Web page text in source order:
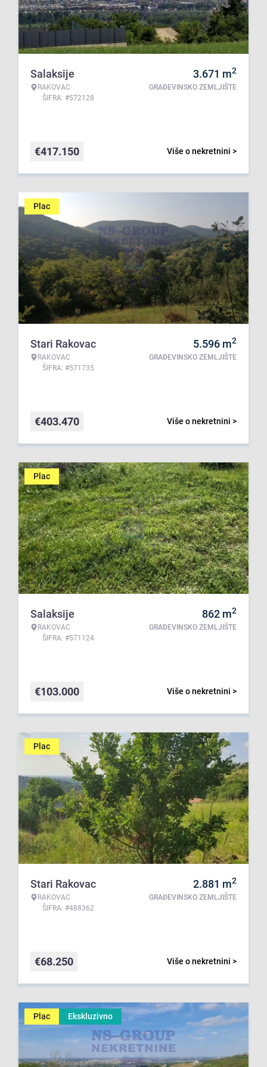
Salaksije
RAKOVAC
ŠIFRA: #572128
3.671 m2
GRAĐEVINSKO ZEMLJIŠTE
Više o nekretnini >
€417.150
Plac
Stari Rakovac
RAKOVAC
ŠIFRA: #571735
5.596 m2
GRAĐEVINSKO ZEMLJIŠTE
Više o nekretnini >
€403.470
Plac
Salaksije
RAKOVAC
ŠIFRA: #571124
862 m2
GRAĐEVINSKO ZEMLJIŠTE
Više o nekretnini >
€103.000
Plac
Stari Rakovac
RAKOVAC
ŠIFRA: #488362
2.881 m2
GRAĐEVINSKO ZEMLJIŠTE
Više o nekretnini >
€68.250
Plac Ekskluzivno